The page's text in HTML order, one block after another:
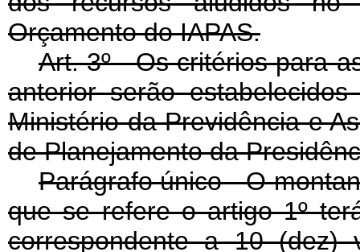
Orçamento do IAPAS.
Art. 3º - Os critérios para
anterior serão
Ministério da Previdência e
de Planejamento da
Parágrafo único - O
que se refere o artigo 1º
correspondente a 10 (dez)